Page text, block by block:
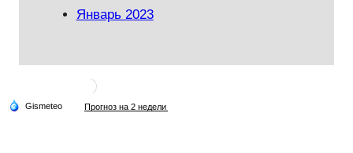
Январь 2023